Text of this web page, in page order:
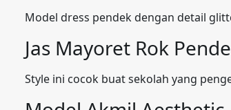
Model dress pendek dengan detail
Jas Mayoret Rok
Style ini cocok buat sekolah yang